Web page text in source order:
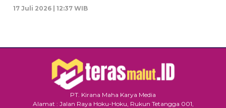
17 Juli 2026 | 12:37 WIB
PT. Kirana Maha Karya Media
Alamat : Jalan Raya Hoku-Hoku, Rukun Tetangga 001,